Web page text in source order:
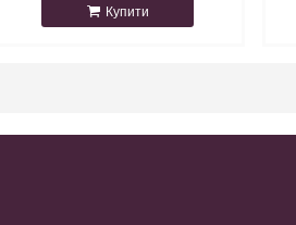
Купити